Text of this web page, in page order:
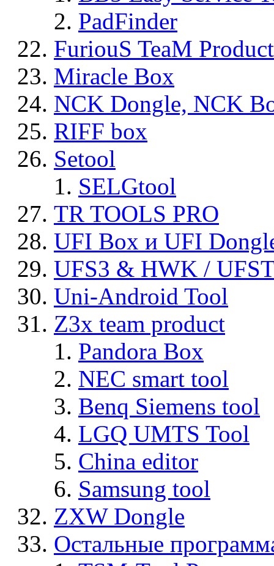
PadFinder
FuriouS TeaM
Miracle Box
NCK Dongle, NCK
RIFF box
Setool
SELGtool
TR TOOLS PRO
UFI Box и UFI
UFS3 & HWK /
Uni-Android Tool
Z3x team product
Pandora Box
NEC smart tool
Benq Siemens tool
LGQ UMTS Tool
China editor
Samsung tool
ZXW Dongle
Остальные